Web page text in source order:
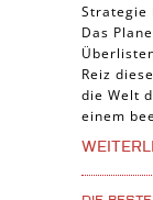
Strategie
Das
Reiz
die Welt
einem